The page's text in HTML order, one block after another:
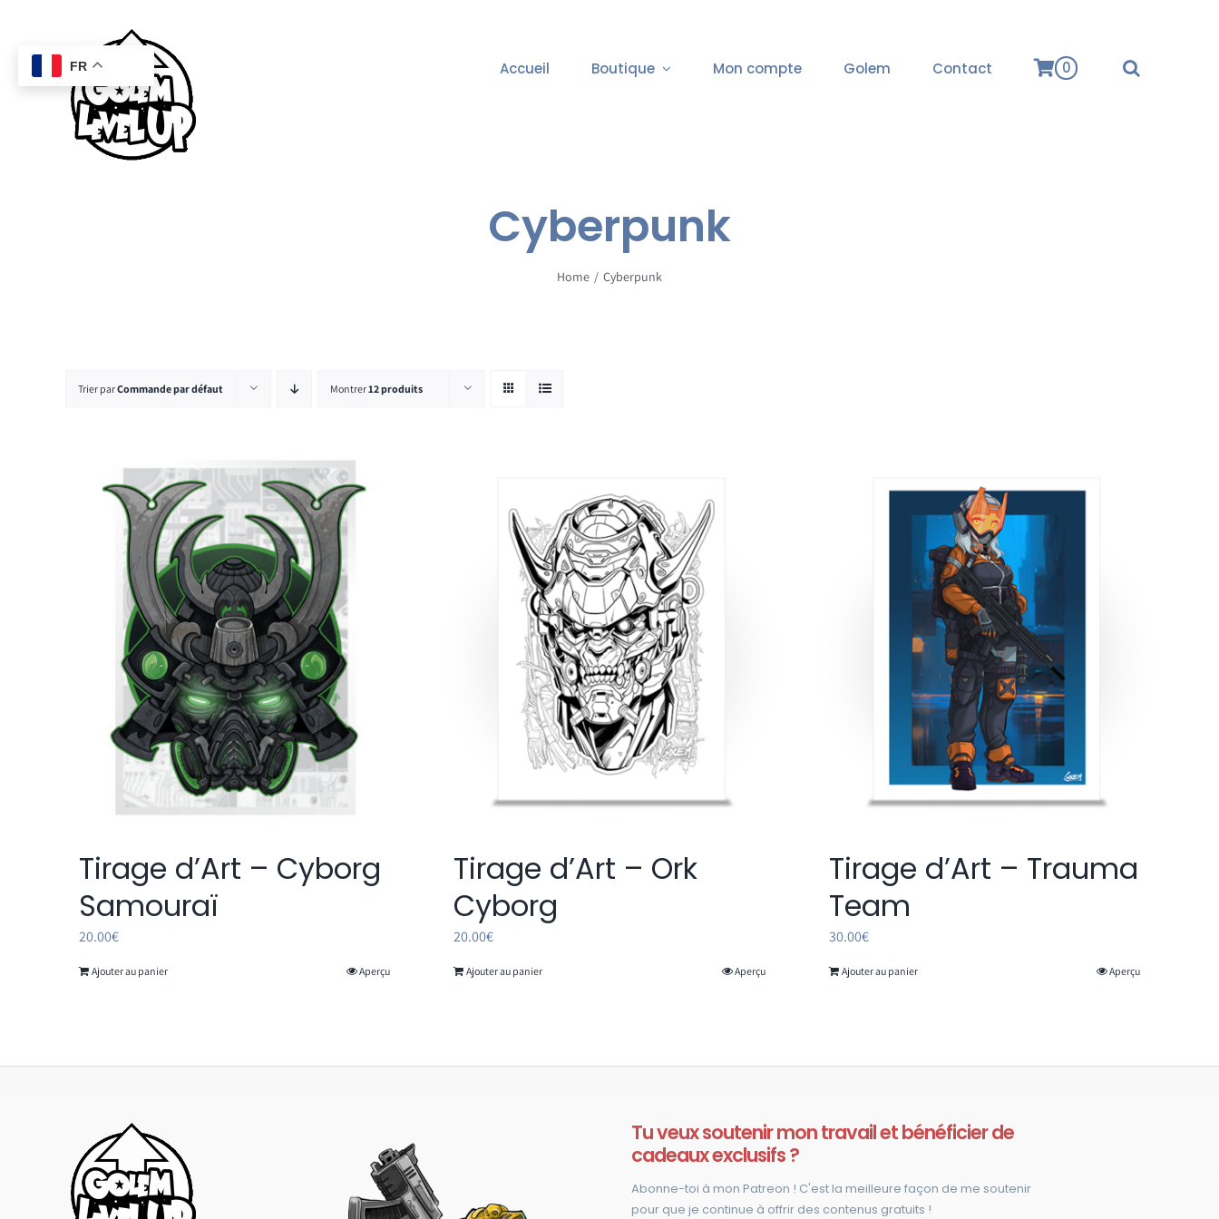
contenu
Accueil Boutique Mon compte Golem Contact 0
Cyberpunk
Home Cyberpunk
Trier parCommande par défaut Montrer12 produits
Tirage d’Art – Cyborg
Samouraï
20.00€
Ajouter au panier Aperçu
Tirage d’Art – Ork
Cyborg
20.00€
Ajouter au panier Aperçu
Tirage d’Art – Trauma
Team
30.00€
Ajouter au panier Aperçu
Tu veux soutenir mon travail et bénéficier de
cadeaux exclusifs ?
Abonne-toi à mon Patreon ! C'est la meilleure façon de me soutenir
pour que je continue à offrir des contenus gratuits !
FR